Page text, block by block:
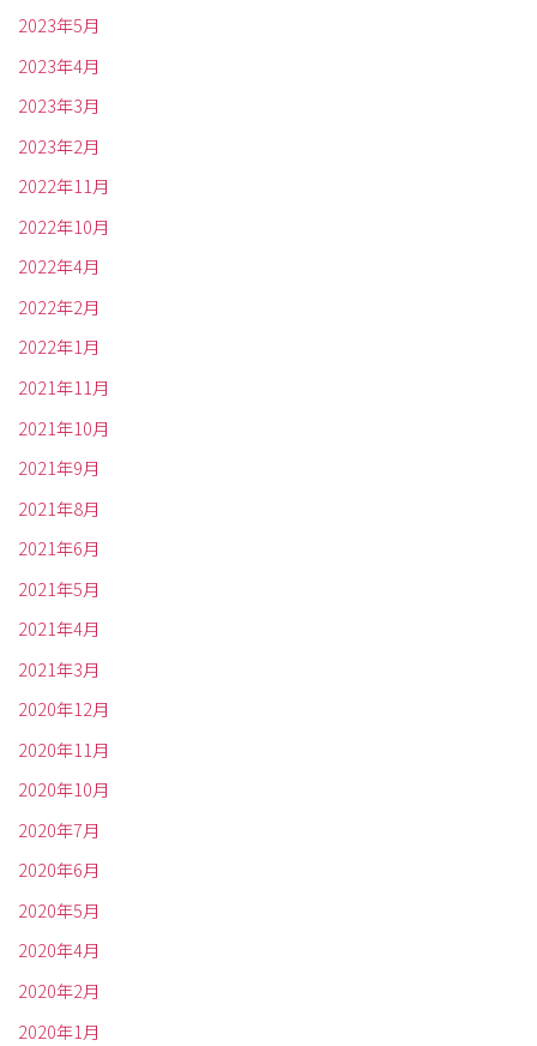
2023年5月
2023年4月
2023年3月
2023年2月
2022年11月
2022年10月
2022年4月
2022年2月
2022年1月
2021年11月
2021年10月
2021年9月
2021年8月
2021年6月
2021年5月
2021年4月
2021年3月
2020年12月
2020年11月
2020年10月
2020年7月
2020年6月
2020年5月
2020年4月
2020年2月
2020年1月